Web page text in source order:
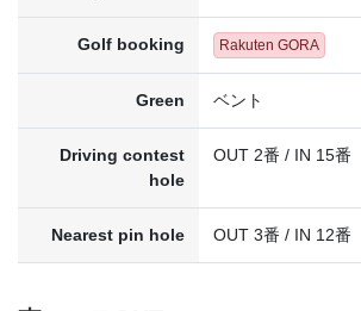
Golf booking Rakuten GORA
Green ベント
Driving contest
hole
OUT 2番 / IN 15番
Nearest pin hole OUT 3番 / IN 12番